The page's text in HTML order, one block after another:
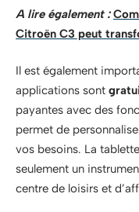
A lire également :
Citroën C3 peut
Il est également
applications sont
payantes avec des
permet de
vos besoins. La
seulement un
centre de loisirs et